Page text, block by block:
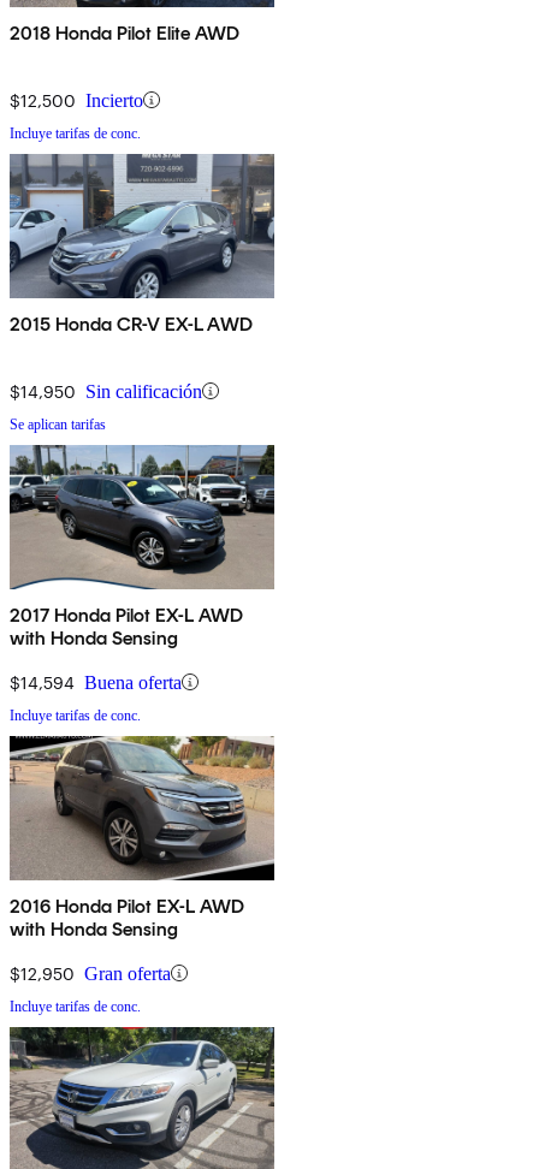
2018 Honda Pilot Elite AWD
$12,500 Incierto
Incluye tarifas de conc.
2015 Honda CR-V EX-L AWD
$14,950 Sin calificación
Se aplican tarifas
2017 Honda Pilot EX-L AWD
with Honda Sensing
$14,594 Buena oferta
Incluye tarifas de conc.
2016 Honda Pilot EX-L AWD
with Honda Sensing
$12,950 Gran oferta
Incluye tarifas de conc.